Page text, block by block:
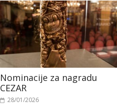
Nominacije za nagradu
CEZAR
28/01/2026